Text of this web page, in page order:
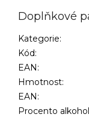
Doplňkové
Kategorie:
Kód:
EAN:
Hmotnost:
EAN:
Procento